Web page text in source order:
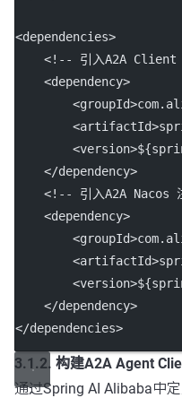
<dependencies>
<!-- 引入A2A
    <
dependency>
        <
groupId
        <
artifactId
        <
version
    </
dependency>
<!-- 引入A2A Nacos
    <
dependency>
        <
groupId
        <
artifactId
        <
version
    </
dependency>
</dependencies>
3.1.2. 构建A2A Agent
通过Spring AI Alibaba中